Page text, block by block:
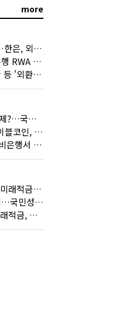
more
'달러 붙잡기' 안간힘…한은, 외화 초과지준에 이자 6개월 더
환율 14원 뛰자 4대 은행 RWA 6조 '눈덩이'…2배 뛴 2분기는?
한은·금감원, 시장교란 등 '외환공동검사'…환율 급등 전방위 대응
스테이블코인 법안 언제?…국회에 쏠린 시선
BOK 컨퍼런스 "스테이블코인, 결제 넘어 보험 대출 등 금융 연결 도구"
M&A 잠룡 하나금융, 비은행서 '두나무'로 눈돌린 이유는
3년 뒤 2200만원 청년미래적금, 최고 금리 받으려면?
세금 아끼려다 돈 묶여…국민성장펀드 누가 가입하면 좋을까
12% 얹어주는 청년미래적금, 갈아타기 거절 될수 있어요